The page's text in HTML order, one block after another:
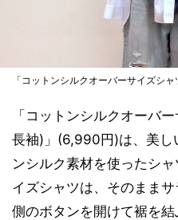
「コットンシルクオーバーサイズシ
「コットンシルクオーバ
長袖)」(6,990円)は、美し
ンシルク素材を使ったシ
イズシャツは、そのまま
側のボタンを開けて裾を